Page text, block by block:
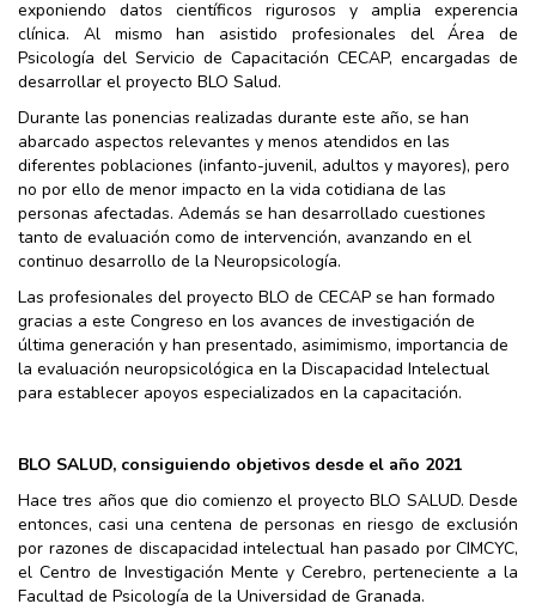
exponiendo datos científicos rigurosos y amplia experencia
clínica. Al mismo han asistido profesionales del Área de
Psicología del Servicio de Capacitación CECAP, encargadas de
desarrollar el proyecto BLO Salud.
Durante las ponencias realizadas durante este año, se han
abarcado aspectos relevantes y menos atendidos en las
diferentes poblaciones (infanto-juvenil, adultos y mayores), pero
no por ello de menor impacto en la vida cotidiana de las
personas afectadas. Además se han desarrollado cuestiones
tanto de evaluación como de intervención, avanzando en el
continuo desarrollo de la Neuropsicología.
Las profesionales del proyecto BLO de CECAP se han formado
gracias a este Congreso en los avances de investigación de
última generación y han presentado, asimimismo, importancia de
la evaluación neuropsicológica en la Discapacidad Intelectual
para establecer apoyos especializados en la capacitación.
BLO SALUD, consiguiendo objetivos desde el año 2021
Hace tres años que dio comienzo el proyecto BLO SALUD. Desde
entonces, casi una centena de personas en riesgo de exclusión
por razones de discapacidad intelectual han pasado por CIMCYC,
el Centro de Investigación Mente y Cerebro, perteneciente a la
Facultad de Psicología de la Universidad de Granada.